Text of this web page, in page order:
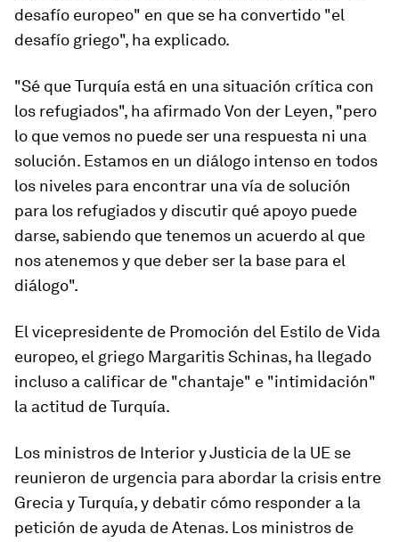
desafío europeo" en que se ha convertido "el
desafío griego", ha explicado.
"Sé que Turquía está en una situación crítica con
los refugiados", ha afirmado Von der Leyen, "pero
lo que vemos no puede ser una respuesta ni una
solución. Estamos en un diálogo intenso en todos
los niveles para encontrar una vía de solución
para los refugiados y discutir qué apoyo puede
darse, sabiendo que tenemos un acuerdo al que
nos atenemos y que deber ser la base para el
diálogo".
El vicepresidente de Promoción del Estilo de Vida
europeo, el griego Margaritis Schinas, ha llegado
incluso a calificar de "chantaje" e "intimidación"
la actitud de Turquía.
Los ministros de Interior y Justicia de la UE se
reunieron de urgencia para abordar la crisis entre
Grecia y Turquía, y debatir cómo responder a la
petición de ayuda de Atenas. Los ministros de